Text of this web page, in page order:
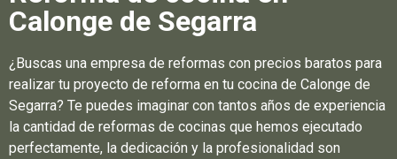
Calonge de Segarra
¿Buscas una empresa de reformas con precios baratos para
realizar tu proyecto de reforma en tu cocina de Calonge de
Segarra? Te puedes imaginar con tantos años de experiencia
la cantidad de reformas de cocinas que hemos ejecutado
perfectamente, la dedicación y la profesionalidad son